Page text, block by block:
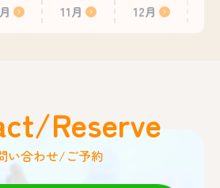
11月 12月
Reserve
い合わせ/ご予約